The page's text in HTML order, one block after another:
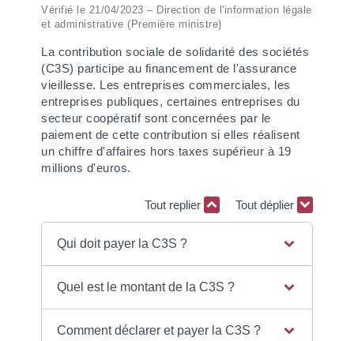
Vérifié le 21/04/2023 – Direction de l'information légale
et administrative (Première ministre)
La contribution sociale de solidarité des sociétés
(C3S) participe au financement de l'assurance
vieillesse. Les entreprises commerciales, les
entreprises publiques, certaines entreprises du
secteur coopératif sont concernées par le
paiement de cette contribution si elles réalisent
un chiffre d'affaires hors taxes supérieur à 19
millions d'euros.
Tout replier Tout déplier
Qui doit payer la C3S ?
Quel est le montant de la C3S ?
Comment déclarer et payer la C3S ?